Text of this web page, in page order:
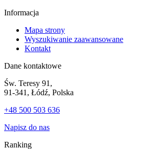
Informacja
Mapa strony
Wyszukiwanie zaawansowane
Kontakt
Dane kontaktowe
Św. Teresy 91,
91-341, Łódź, Polska
+48 500 503 636
Napisz do nas
Ranking